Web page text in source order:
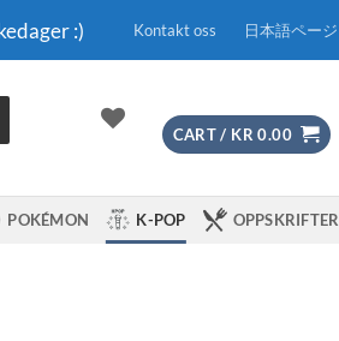
:) Kontakt oss 日本語ページ
CART / KR 0.00
POKÉMON K-POP OPPSKRIFTER